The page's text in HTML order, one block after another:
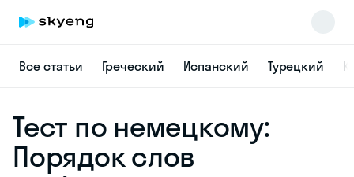
Все статьи Греческий Испанский Турецкий
Тест по немецкому:
Порядок слов
online